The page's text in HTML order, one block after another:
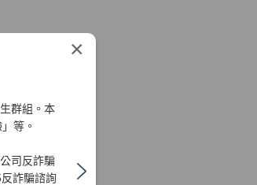
×
群組。本
等。
司反詐騙
詐騙諮詢